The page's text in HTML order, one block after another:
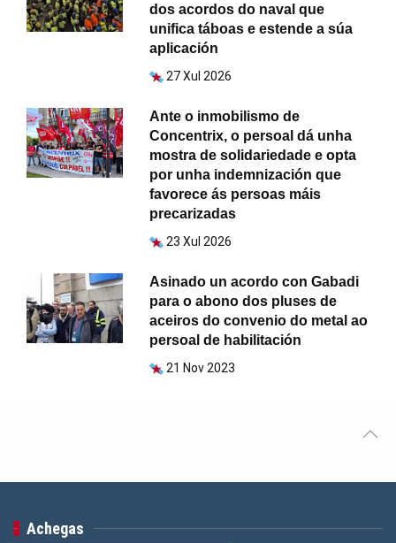
dos acordos do naval que
unifica táboas e estende a súa
aplicación
27 Xul 2026
Ante o inmobilismo de
Concentrix, o persoal dá unha
mostra de solidariedade e opta
por unha indemnización que
favorece ás persoas máis
precarizadas
23 Xul 2026
Asinado un acordo con Gabadi
para o abono dos pluses de
aceiros do convenio do metal ao
persoal de habilitación
21 Nov 2023
Achegas